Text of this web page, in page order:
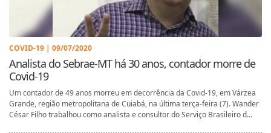
COVID-19 | 09/07/2020
Analista do Sebrae-MT há 30 anos, contador morre de
Covid-19
Um contador de 49 anos morreu em decorrência da Covid-19, em Várzea
Grande, região metropolitana de Cuiabá, na última terça-feira (7). Wander
César Filho trabalhou como analista e consultor do Serviço Brasileiro d...